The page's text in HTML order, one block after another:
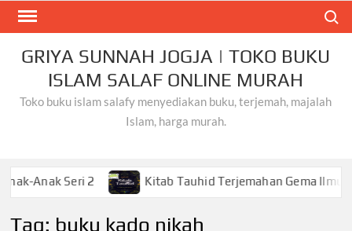
Skip
contentGRIYA SUNNAH JOGJA | TOKO BUKU
ISLAM SALAF ONLINE MURAH
Toko buku islam salafy menyediakan buku, terjemah, majalah
Islam, harga murah.
Seri 2 Kitab Tauhid Terjemahan Gema Ilmu
Tag: buku kado nikah